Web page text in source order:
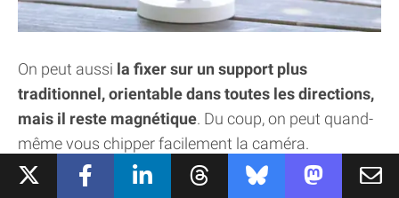
On peut aussi la fixer sur un support plus
traditionnel, orientable dans toutes les directions,
mais il reste magnétique. Du coup, on peut quand-
même vous chipper facilement la caméra.